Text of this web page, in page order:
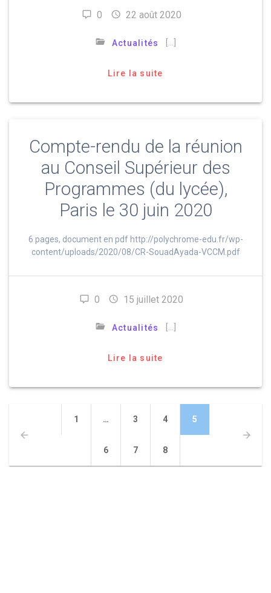
0 22 août 2020
Actualités
Lire la suite
Compte-rendu de la réunion
au Conseil Supérieur des
Programmes (du lycée),
Paris le 30 juin 2020
6 pages, document en pdf http://polychrome-edu.fr/wp-
content/uploads/2020/08/CR-SouadAyada-VCCM.pdf
0 15 juillet 2020
Actualités
Lire la suite
1 … 3 4 5
6 7 8